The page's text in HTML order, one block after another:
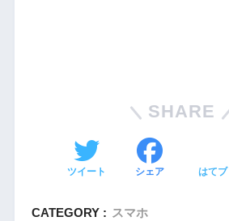
SHARE
ツイート シェア はてブ
CATEGORY : スマホ